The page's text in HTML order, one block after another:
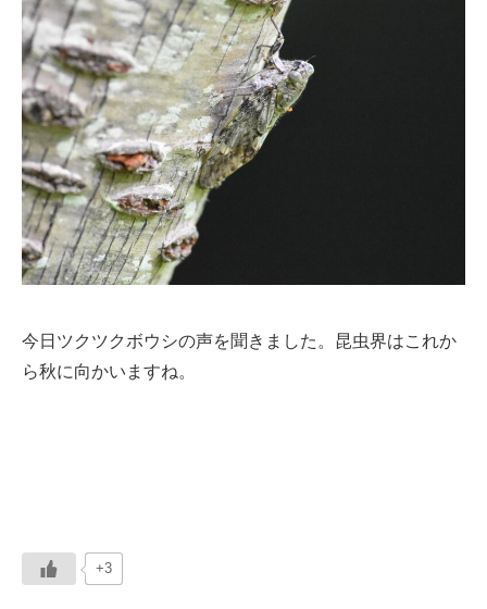
今日ツクツクボウシの声を聞きました。昆虫界はこれか
ら秋に向かいますね。
+3